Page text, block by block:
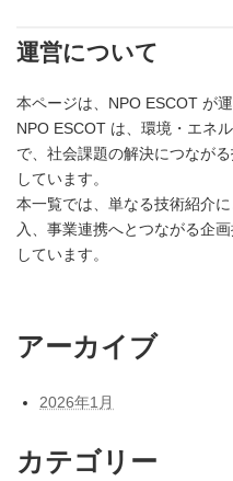
運営について
本ページは、NPO ESCOT が運
NPO ESCOT は、環境・エネ
で、社会課題の解決につなが
しています。
本一覧では、単なる技術紹介
入、事業連携へとつながる企
しています。
アーカイブ
2026年1月
カテゴリー